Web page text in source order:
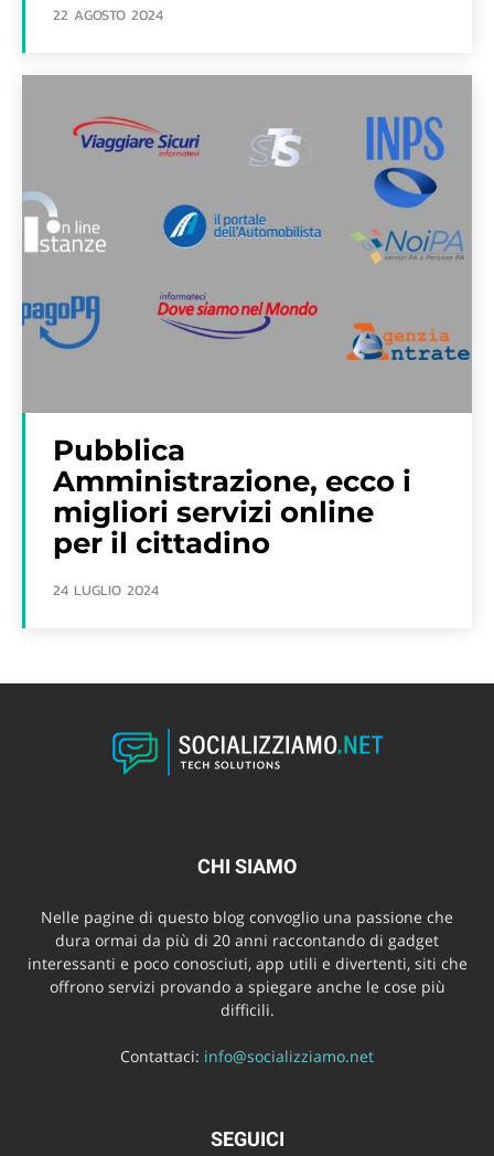
22 AGOSTO 2024
Pubblica
Amministrazione, ecco i
migliori servizi online
per il cittadino
24 LUGLIO 2024
CHI SIAMO
Nelle pagine di questo blog convoglio una passione che
dura ormai da più di 20 anni raccontando di gadget
interessanti e poco conosciuti, app utili e divertenti, siti che
offrono servizi provando a spiegare anche le cose più
difficili.
Contattaci: info@socializziamo.net
SEGUICI